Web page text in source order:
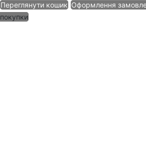
Переглянути кошик Оформлення
покупки